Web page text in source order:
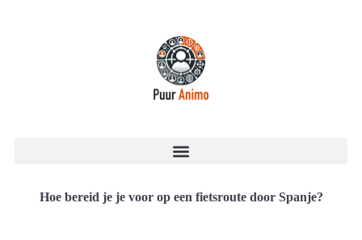
Hoe bereid je je voor op een fietsroute door Spanje?